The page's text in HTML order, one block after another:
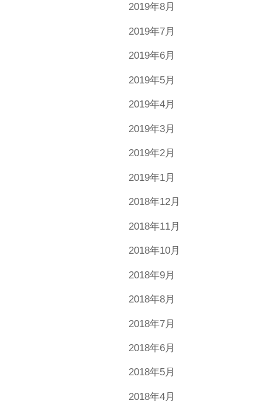
2019年8月
2019年7月
2019年6月
2019年5月
2019年4月
2019年3月
2019年2月
2019年1月
2018年12月
2018年11月
2018年10月
2018年9月
2018年8月
2018年7月
2018年6月
2018年5月
2018年4月